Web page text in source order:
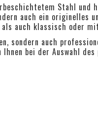
Stahl
auch ein originelles
auch klassisch oder
auch
bei der Auswahl